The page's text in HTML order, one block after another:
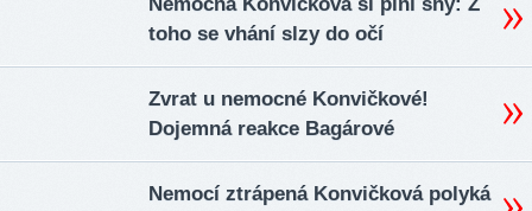
toho se vhání slzy do očí
Zvrat u nemocné Konvičkové!
Dojemná reakce Bagárové
Nemocí ztrápená Konvičková polyká